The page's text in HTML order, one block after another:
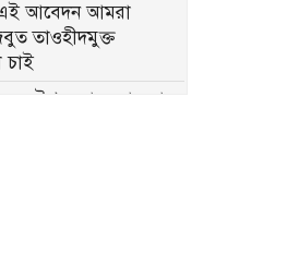
আবেদন আমরা
তাওহীদমুক্ত
চাই
উপজেলা চেয়ারম্যান